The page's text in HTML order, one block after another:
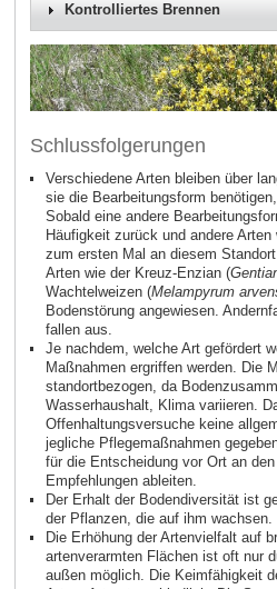
Kontrolliertes Brennen
Schlussfolgerungen
Verschiedene Arten bleiben über
sie die Bearbeitungsform
Sobald eine andere
Häufigkeit zurück und andere
zum ersten Mal an diesem
Arten wie der Kreuz‑Enzian (
Wachtelweizen (Melampyrum
Bodenstörung angewiesen.
fallen aus.
Je nachdem, welche Art gefördert
Maßnahmen ergriffen werden. Die
standortbezogen, da
Wasserhaushalt, Klima variieren.
Offenhaltungsversuche keine
jegliche Pflegemaßnahmen
für die Entscheidung vor Ort an
Empfehlungen ableiten.
Der Erhalt der Bodendiversität ist
der Pflanzen, die auf ihm wachsen.
Die Erhöhung der Artenvielfalt auf
artenverarmten Flächen ist oft nur
außen möglich. Die Keimfähigkeit